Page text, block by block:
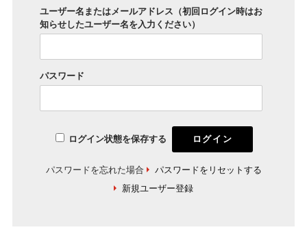
ユーザー名またはメールアドレス（初回ログイン時はお
知らせしたユーザー名を入力ください）
パスワード
ログイン状態を保存する
パスワードを忘れた場合
パスワードをリセットする
新規ユーザー登録